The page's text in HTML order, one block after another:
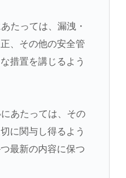
たっては、漏洩・
、その他の安全管
措置を講じるよう
あたっては、その
に関与し得るよう
最新の内容に保つ